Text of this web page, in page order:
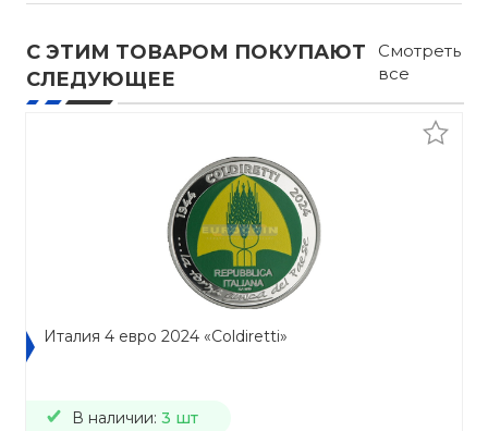
С ЭТИМ ТОВАРОМ ПОКУПАЮТ
СЛЕДУЮЩЕЕ
Смотреть
все
Италия 4 евро 2024 «Coldiretti»
В наличии: 3 шт